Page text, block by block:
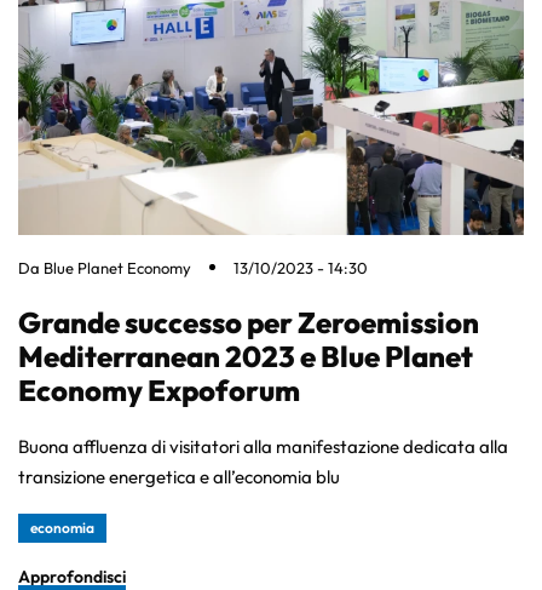
Da Blue Planet Economy 13/10/2023 - 14:30
Grande successo per Zeroemission
Mediterranean 2023 e Blue Planet
Economy Expoforum
Buona affluenza di visitatori alla manifestazione dedicata alla
transizione energetica e all’economia blu
economia
Approfondisci